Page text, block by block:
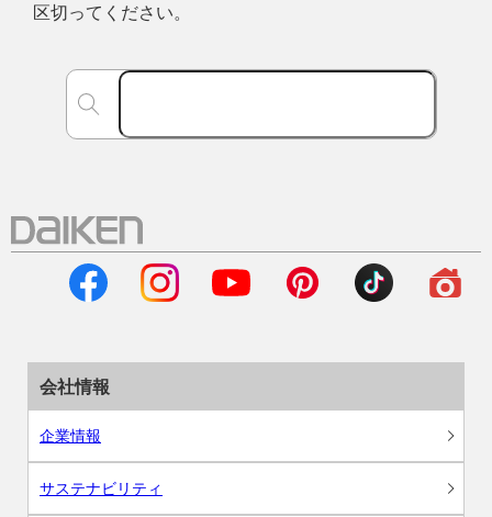
区切ってください。
会社情報
企業情報
サステナビリティ